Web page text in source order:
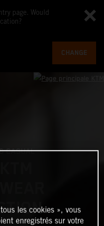
page. Would
CHANGE
CASUAL
les cookies », vous
enregistrés sur votre